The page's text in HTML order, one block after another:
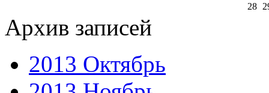
28
Архив записей
2013 Октябрь